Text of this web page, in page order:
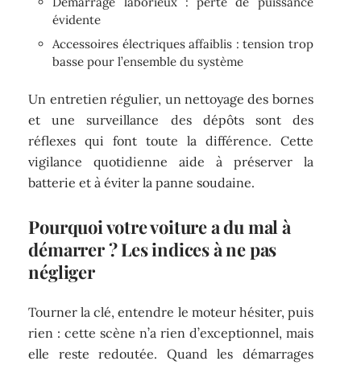
évidente
Accessoires électriques affaiblis : tension trop
basse pour l’ensemble du système
Un entretien régulier, un nettoyage des bornes
et une surveillance des dépôts sont des
réflexes qui font toute la différence. Cette
vigilance quotidienne aide à préserver la
batterie et à éviter la panne soudaine.
Pourquoi votre voiture a du mal à
démarrer ? Les indices à ne pas
négliger
Tourner la clé, entendre le moteur hésiter, puis
rien : cette scène n’a rien d’exceptionnel, mais
elle reste redoutée. Quand les démarrages